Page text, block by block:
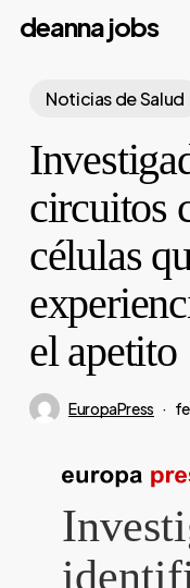
Skip
content
deanna jobs
Noticias de Salud
circuitos
células
el apetito
EuropaPress